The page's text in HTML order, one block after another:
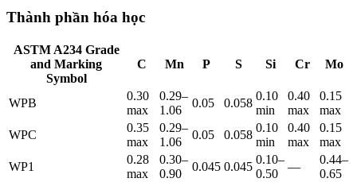
Thành phần hóa học
ASTM A234 Grade
and Marking
Symbol
C Mn P S Si Cr Mo
WPB
0.30
max
0.29–
1.06
0.05 0.058
0.10
min
0.40
max
0.15
max
WPC
0.35
max
0.29–
1.06
0.05 0.058
0.10
min
0.40
max
0.15
max
WP1
0.28
max
0.30–
0.90
0.045 0.045
0.10–
0.50
—
0.44–
0.65